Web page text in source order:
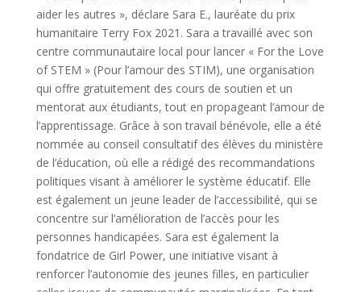
aider les autres », déclare Sara E., lauréate du prix
humanitaire Terry Fox 2021. Sara a travaillé avec son
centre communautaire local pour lancer « For the Love
of STEM » (Pour l’amour des STIM), une organisation
qui offre gratuitement des cours de soutien et un
mentorat aux étudiants, tout en propageant l’amour de
l’apprentissage. Grâce à son travail bénévole, elle a été
nommée au conseil consultatif des élèves du ministère
de l’éducation, où elle a rédigé des recommandations
politiques visant à améliorer le système éducatif. Elle
est également un jeune leader de l’accessibilité, qui se
concentre sur l’amélioration de l’accès pour les
personnes handicapées. Sara est également la
fondatrice de Girl Power, une initiative visant à
renforcer l’autonomie des jeunes filles, en particulier